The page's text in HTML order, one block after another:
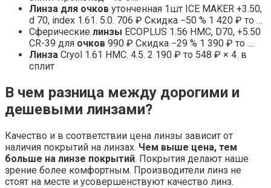
Линза для очков утонченная 1шт ICE MAKER +3.50,
d 70, index 1.61. 5.0. 706 ₽ Скидка −50 % 1 420 ₽ то …
Сферические линзы ECOPLUS 1.56 HMC, D70, +5.50
CR-39 для очков 990 ₽ Скидка −29 % 1 390 ₽ то …
Линза Cryol 1.61 HMC. 4.5. 2 190 ₽ то 548 ₽ × 4. в
сплит
В чем разница между дорогими и
дешевыми линзами?
Качество и в соответствии цена линзы зависит от
наличия покрытий на линзах. Чем выше цена, тем
больше на линзе покрытий. Покрытия делают наше
зрение более комфортным. Производители линз не
стоят на месте и усовершенствуют качество линз.